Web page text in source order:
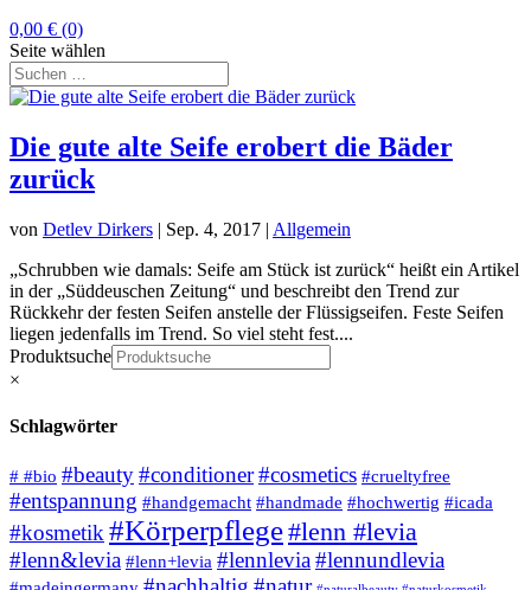
0,00 € (0)
Seite wählen
Die gute alte Seife erobert die Bäder
zurück
von Detlev Dirkers | Sep. 4, 2017 | Allgemein
„Schrubben wie damals: Seife am Stück ist zurück“ heißt ein Artikel
in der „Süddeuschen Zeitung“ und beschreibt den Trend zur
Rückkehr der festen Seifen anstelle der Flüssigseifen. Feste Seifen
liegen jedenfalls im Trend. So viel steht fest....
Produktsuche
×
Schlagwörter
# #bio #beauty#conditioner#cosmetics #crueltyfree
#entspannung #handgemacht #handmade #hochwertig #icada
#kosmetik#Körperpflege#lenn #levia
#lenn&levia #lenn+levia #lennlevia#lennundlevia